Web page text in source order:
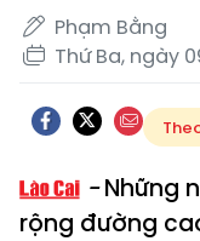
Phạm Bằng
Thứ Ba, ngày
Những
rộng đường